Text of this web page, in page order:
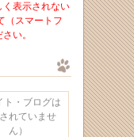
く表示されない
（スマートフ
い。
ト・ブログは
れていませ
ん）